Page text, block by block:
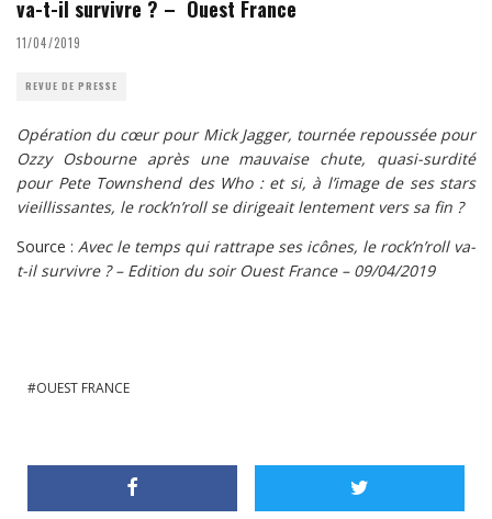
va-t-il survivre ? – Ouest France
11/04/2019
REVUE DE PRESSE
Opération du cœur pour Mick Jagger, tournée repoussée pour
Ozzy Osbourne après une mauvaise chute, quasi-surdité
pour Pete Townshend des Who : et si, à l’image de ses stars
vieillissantes, le rock’n’roll se dirigeait lentement vers sa fin ?
Source : Avec le temps qui rattrape ses icônes, le rock’n’roll va-
t-il survivre ? – Edition du soir Ouest France – 09/04/2019
OUEST FRANCE